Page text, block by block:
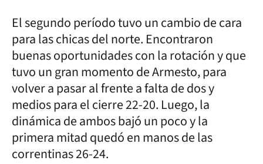
El segundo período tuvo un cambio de cara
para las chicas del norte. Encontraron
buenas oportunidades con la rotación y que
tuvo un gran momento de Armesto, para
volver a pasar al frente a falta de dos y
medios para el cierre 22-20. Luego, la
dinámica de ambos bajó un poco y la
primera mitad quedó en manos de las
correntinas 26-24.